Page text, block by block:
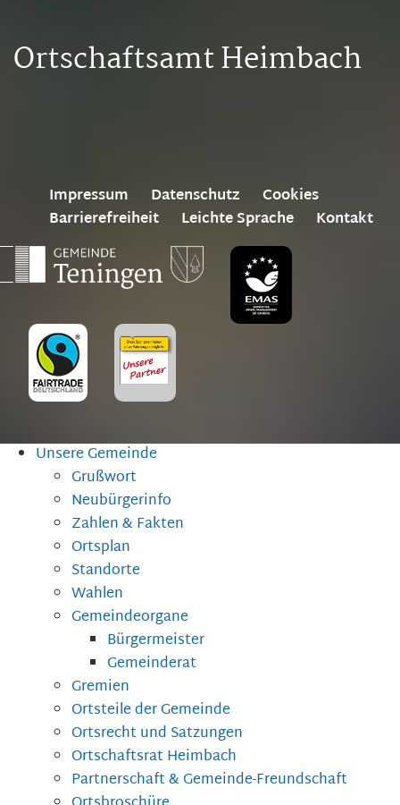
Ortschaftsamt Heimbach
Impressum Datenschutz
Cookies
Barrierefreiheit
Leichte Sprache Kontakt
Unsere Gemeinde
Grußwort
Neubürgerinfo
Zahlen & Fakten
Ortsplan
Standorte
Wahlen
Gemeindeorgane
Bürgermeister
Gemeinderat
Gremien
Ortsteile der Gemeinde
Ortsrecht und Satzungen
Ortschaftsrat Heimbach
Partnerschaft & Gemeinde-Freundschaft